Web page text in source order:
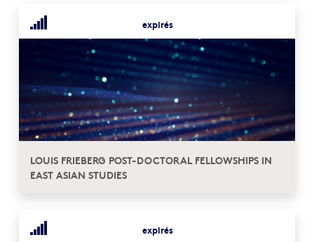
expirés
LOUIS FRIEBERG POST-DOCTORAL FELLOWSHIPS IN
EAST ASIAN STUDIES
expirés